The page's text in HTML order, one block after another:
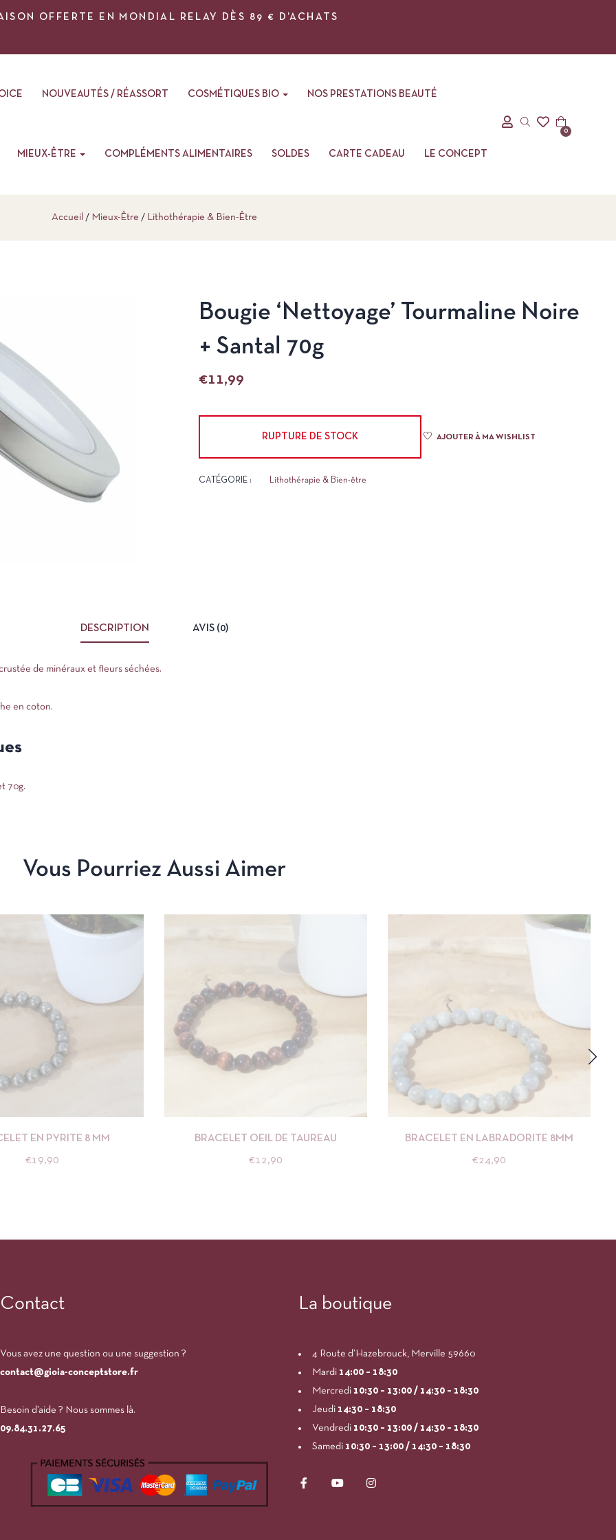
OFFERTE EN MONDIAL RELAY DÈS 89 € D’ACHATS
NOUVEAUTÉS / RÉASSORT COSMÉTIQUES BIO NOS PRESTATIONS BEAUTÉ
MIEUX-ÊTRE COMPLÉMENTS ALIMENTAIRES SOLDES CARTE CADEAU LE CONCEPT
0
Accueil Mieux-Être Lithothérapie & Bien-Être
Bougie ‘Nettoyage’ Tourmaline Noire
+ Santal 70g
€11,99
RUPTURE DE STOCK AJOUTER À MA WISHLIST
CATÉGORIE : Lithothérapie & Bien-être
DESCRIPTION AVIS (0)
de minéraux et fleurs séchées.
en coton.
70g.
Vous Pourriez Aussi Aimer
EN PYRITE 8 MM
€19,90
BRACELET OEIL DE TAUREAU
€12,90
APERÇU AJOUTER AU PANIER
BRACELET EN LABRADORITE 8MM
€24,90
Contact
Vous avez une question ou une suggestion ?
contact@gioia-conceptstore.fr
Besoin d’aide ? Nous sommes là.
09.84.31.27.65
La boutique
4 Route d’Hazebrouck, Merville 59660
Mardi 14:00– 18:30
Mercredi 10:30 – 13:00 / 14:30 – 18:30
Jeudi 14:30 – 18:30
Vendredi10:30 – 13:00 / 14:30 – 18:30
Samedi 10:30 – 13:00 / 14:30 – 18:30